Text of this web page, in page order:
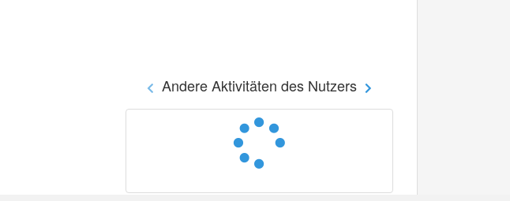
Andere Aktivitäten des Nutzers